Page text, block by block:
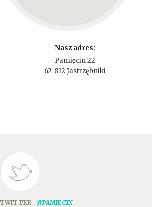
Nasz adres:
Pamięcin 22
62-812 Jastrzębniki
TWITTER @PAMIECIN